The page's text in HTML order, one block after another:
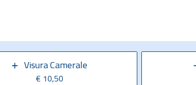
Visura Camerale
€ 10,50